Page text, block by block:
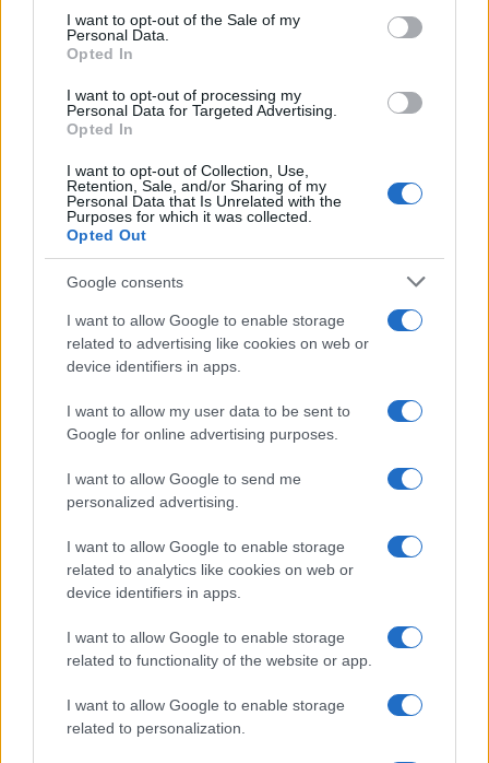
consent section.
I want to opt-out of the Sale of my
Personal Data.
Opted In
I want to opt-out of processing my
Personal Data for Targeted Advertising.
Opted In
I want to opt-out of Collection, Use,
Retention, Sale, and/or Sharing of my
Personal Data that Is Unrelated with the
Purposes for which it was collected.
Opted Out
Google consents
I want to allow Google to enable storage
related to advertising like cookies on web or
device identifiers in apps.
I want to allow my user data to be sent to
Google for online advertising purposes.
I want to allow Google to send me
personalized advertising.
I want to allow Google to enable storage
related to analytics like cookies on web or
device identifiers in apps.
I want to allow Google to enable storage
related to functionality of the website or app.
I want to allow Google to enable storage
related to personalization.
CSI Bergamo: Tra Corsi, Eventi e Protezione dei Dati
Francesca Lombardi · 29 Lug 2026
valore educativo
Francesca Lombardi · 27 Lug 2026